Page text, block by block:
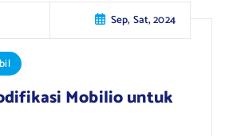
Sep, Sat, 2024
Mobilio untuk